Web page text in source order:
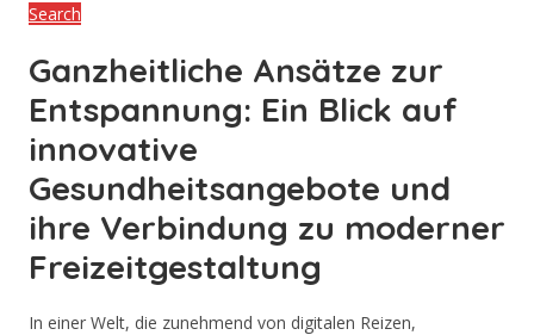
Search
Ganzheitliche Ansätze zur
Entspannung: Ein Blick auf
innovative
Gesundheitsangebote und
ihre Verbindung zu moderner
Freizeitgestaltung
In einer Welt, die zunehmend von digitalen Reizen,